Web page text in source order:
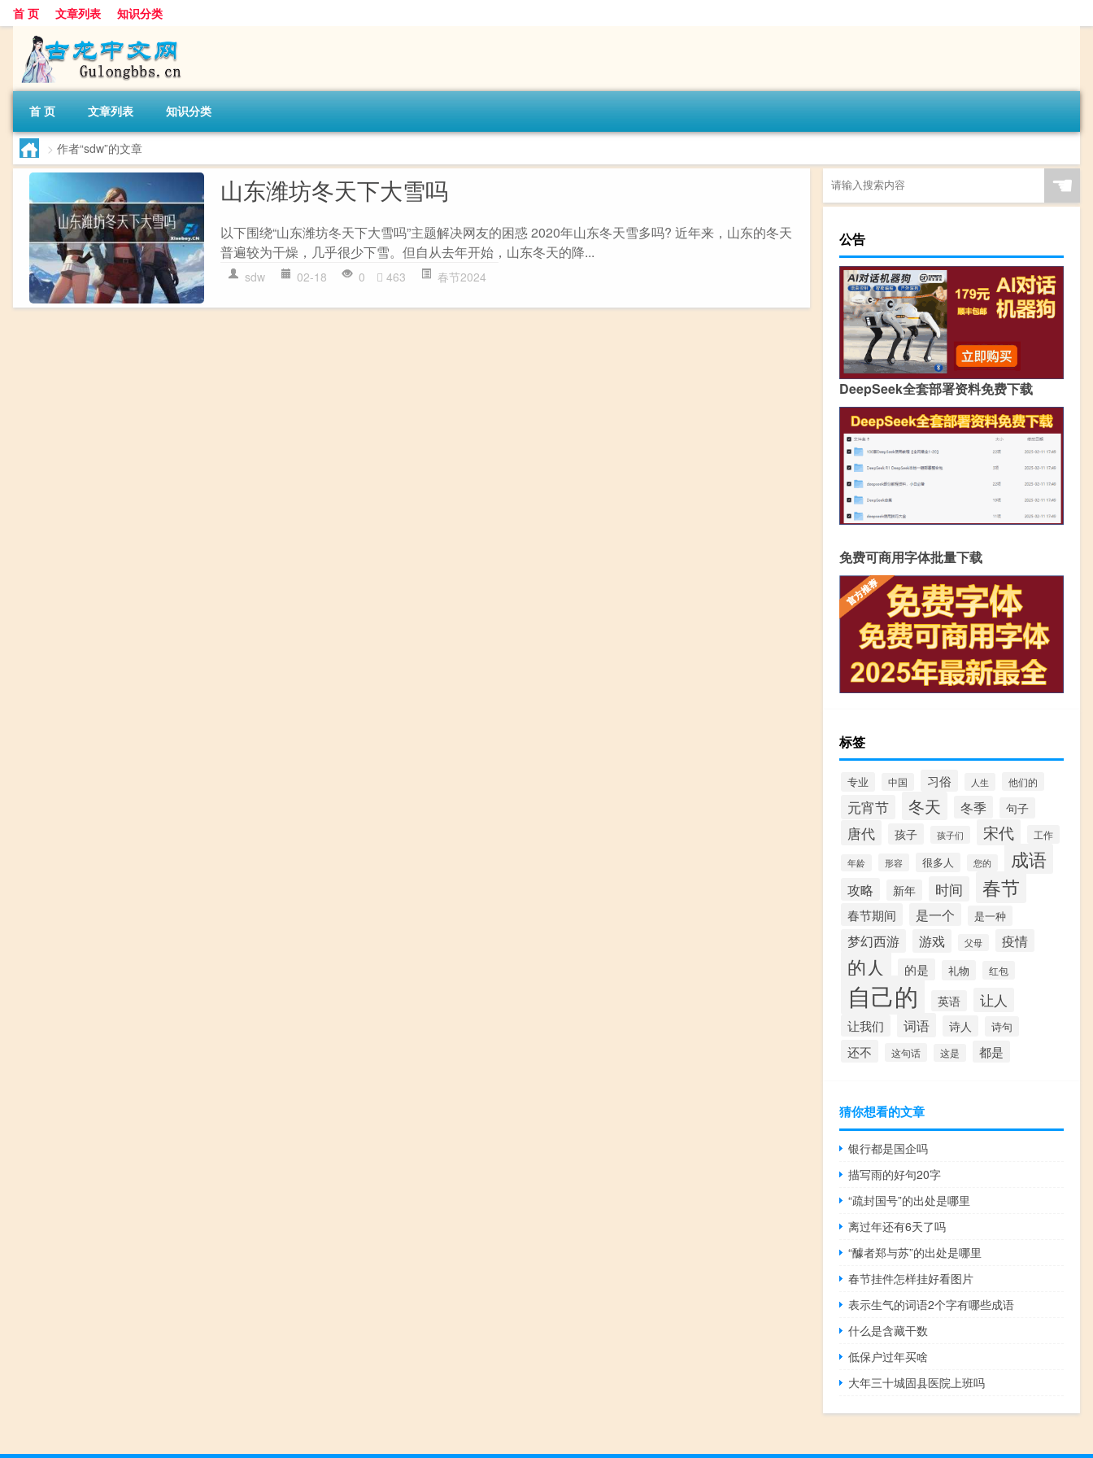
首 页 文章列表 知识分类
首 页 文章列表 知识分类
> 作者“sdw”的文章
山东潍坊冬天下大雪吗
以下围绕“山东潍坊冬天下大雪吗”主题解决网友的困惑 2020年山东冬天雪多吗? 近年来，山东的冬天
普遍较为干燥，几乎很少下雪。但自从去年开始，山东冬天的降...
sdw 02-18 0 463 春节2024
☚
公告
DeepSeek全套部署资料免费下载
免费可商用字体批量下载
标签
专业 中国 习俗 人生 他们的
元宵节 冬天 冬季 句子
唐代 孩子 孩子们 宋代 工作
年龄 形容 很多人 您的 成语
攻略 新年 时间 春节
春节期间 是一个 是一种
梦幻西游 游戏 父母 疫情
的人 的是 礼物 红包
自己的 英语 让人
让我们 词语 诗人 诗句
还不 这句话 这是 都是
猜你想看的文章
银行都是国企吗
描写雨的好句20字
“疏封国号”的出处是哪里
离过年还有6天了吗
“醵者郑与苏”的出处是哪里
春节挂件怎样挂好看图片
表示生气的词语2个字有哪些成语
什么是含藏干数
低保户过年买啥
大年三十城固县医院上班吗